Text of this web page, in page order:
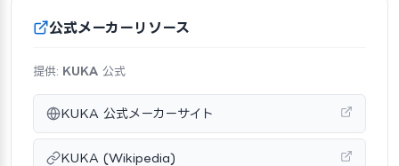
公式メーカーリソース
提供: KUKA 公式
KUKA 公式メーカーサイト
KUKA (Wikipedia)